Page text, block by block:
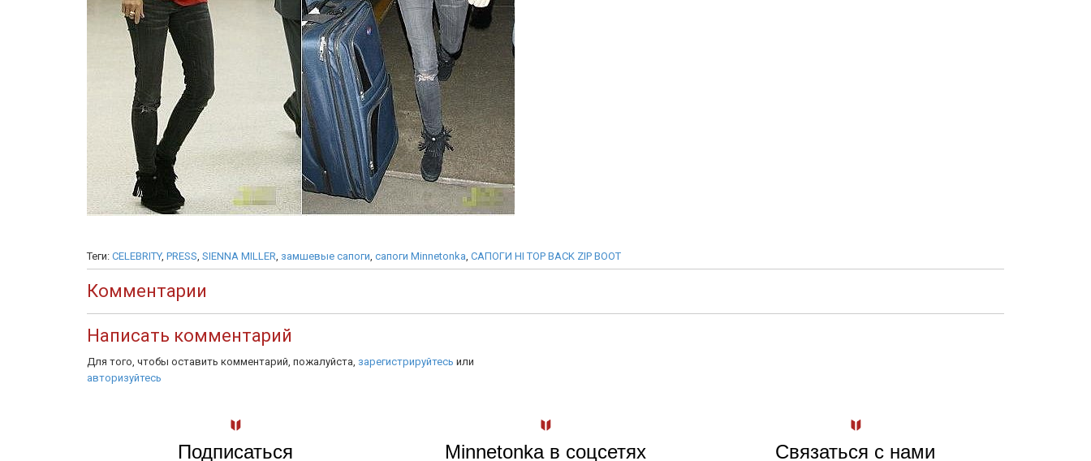
Теги: CELEBRITY, PRESS, SIENNA MILLER, замшевые сапоги, сапоги Minnetonka, САПОГИ HI TOP BACK ZIP BOOT
Комментарии
Написать комментарий
Для того, чтобы оставить комментарий, пожалуйста, зарегистрируйтесь или
авторизуйтесь
Подписаться Minnetonka в соцсетях Связаться с нами